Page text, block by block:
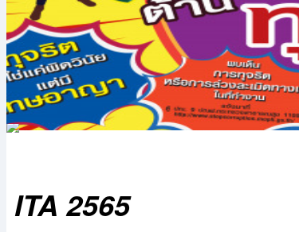
ITA 2565